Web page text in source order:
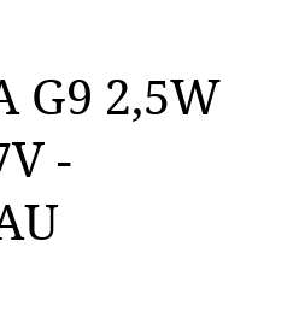
G9 2,5W
-